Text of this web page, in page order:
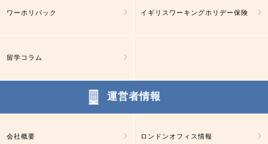
ワーホリパック イギリスワーキングホリデー保険
留学コラム
運営者情報
会社概要 ロンドンオフィス情報